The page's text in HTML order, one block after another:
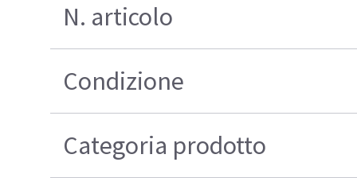
N. articolo
Condizione
Categoria prodotto